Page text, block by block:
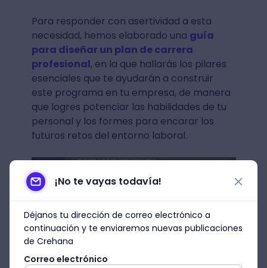
Para responder con asertividad a esta
necesidad, hemos elaborado una guía
para diseñar un plan de carrera
profesional, en la que hallarás los pilares
esenciales que te ayudarán a construir
este programa en tu empresa, de manera
que logres potenciar las habilidades de tu
personal y los formes para encarar los
futuros retos del entorno laboral.
¡No te vayas todavía!
Déjanos tu dirección de correo electrónico a
continuación y te enviaremos nuevas publicaciones
de Crehana
Correo electrónico